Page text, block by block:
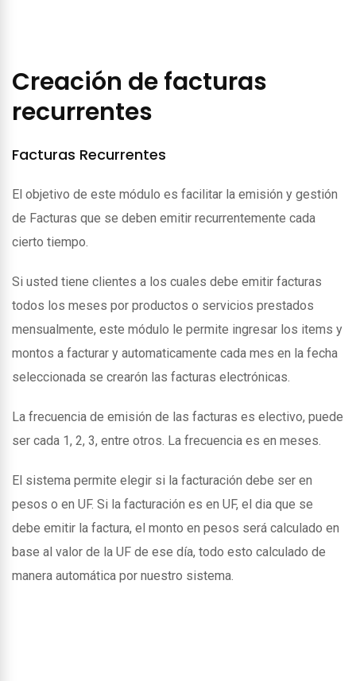
Creación de facturas
recurrentes
Facturas Recurrentes
El objetivo de este módulo es facilitar la emisión y gestión
de Facturas que se deben emitir recurrentemente cada
cierto tiempo.
Si usted tiene clientes a los cuales debe emitir facturas
todos los meses por productos o servicios prestados
mensualmente, este módulo le permite ingresar los items y
montos a facturar y automaticamente cada mes en la fecha
seleccionada se crearón las facturas electrónicas.
La frecuencia de emisión de las facturas es electivo, puede
ser cada 1, 2, 3, entre otros. La frecuencia es en meses.
El sistema permite elegir si la facturación debe ser en
pesos o en UF. Si la facturación es en UF, el dia que se
debe emitir la factura, el monto en pesos será calculado en
base al valor de la UF de ese día, todo esto calculado de
manera automática por nuestro sistema.